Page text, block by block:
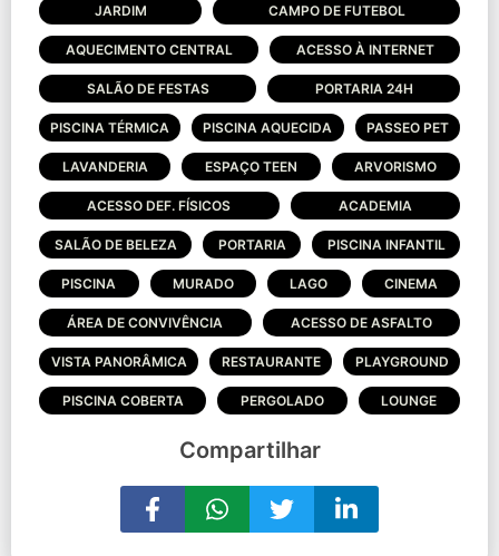
JARDIM CAMPO DE FUTEBOL
AQUECIMENTO CENTRAL ACESSO À INTERNET
SALÃO DE FESTAS PORTARIA 24H
PISCINA TÉRMICA PISCINA AQUECIDA PASSEO PET
LAVANDERIA ESPAÇO TEEN ARVORISMO
ACESSO DEF. FÍSICOS ACADEMIA
SALÃO DE BELEZA PORTARIA PISCINA INFANTIL
PISCINA MURADO LAGO CINEMA
ÁREA DE CONVIVÊNCIA ACESSO DE ASFALTO
VISTA PANORÂMICA RESTAURANTE PLAYGROUND
PISCINA COBERTA PERGOLADO LOUNGE
Compartilhar